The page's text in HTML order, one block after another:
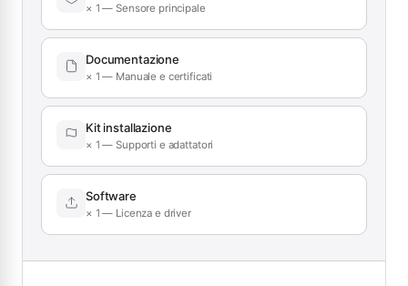
× 1 — Sensore principale
Documentazione
× 1 — Manuale e certificati
Kit installazione
× 1 — Supporti e adattatori
Software
× 1 — Licenza e driver